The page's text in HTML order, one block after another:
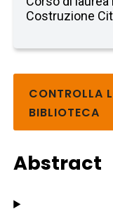
Costruzione
CONTROLLA
BIBLIOTECA
Abstract